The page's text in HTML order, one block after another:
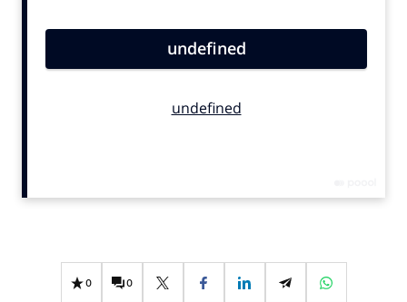
Carriere
Diversiteit
0 0